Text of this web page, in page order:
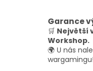
Garance
🛒 Největší
Workshop.
🌍 U nás
wargamingu!